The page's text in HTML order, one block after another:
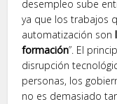
desempleo sube
ya que los trabajos
automatización son
formación”. El
disrupción
personas, los
no es demasiado